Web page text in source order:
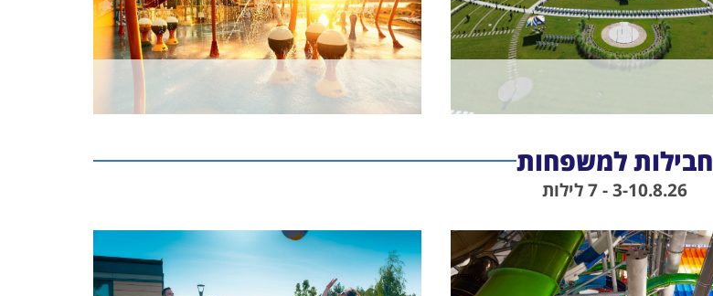
חבילות למשפחות
3-10.8.26 - 7 לילות